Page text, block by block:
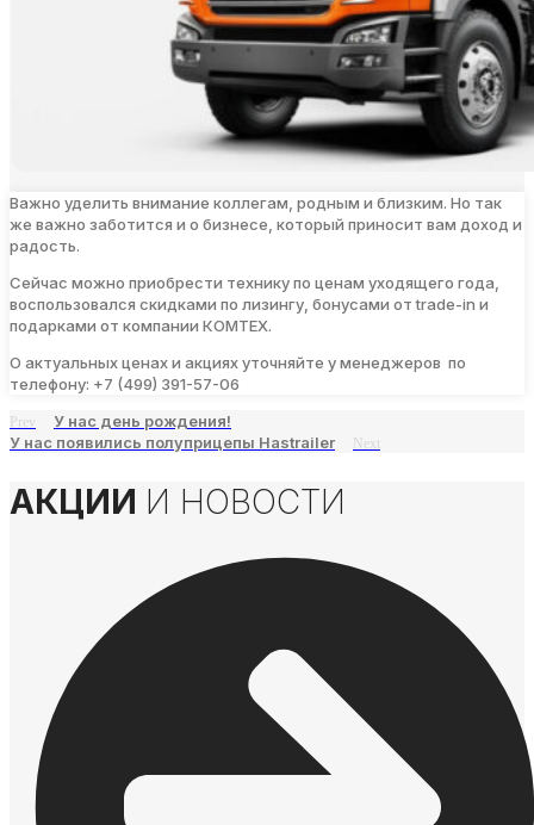
Важно уделить внимание коллегам, родным и близким. Но так
же важно заботится и о бизнесе, который приносит вам доход и
радость.
Сейчас можно приобрести технику по ценам уходящего года,
воспользовался скидками по лизингу, бонусами от trade-in и
подарками от компании КОМТЕХ.
О актуальных ценах и акциях уточняйте у менеджеров по
телефону: +7 (499) 391-57-06
Prev
У нас день рождения!
У нас появились полуприцепы Hastrailer
Next
АКЦИИ И НОВОСТИ